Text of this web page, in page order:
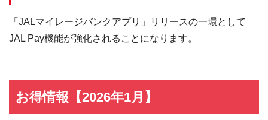
「JALマイレージバンクアプリ」リリースの一環として
JAL Pay機能が強化されることになります。
お得情報【2026年1月】